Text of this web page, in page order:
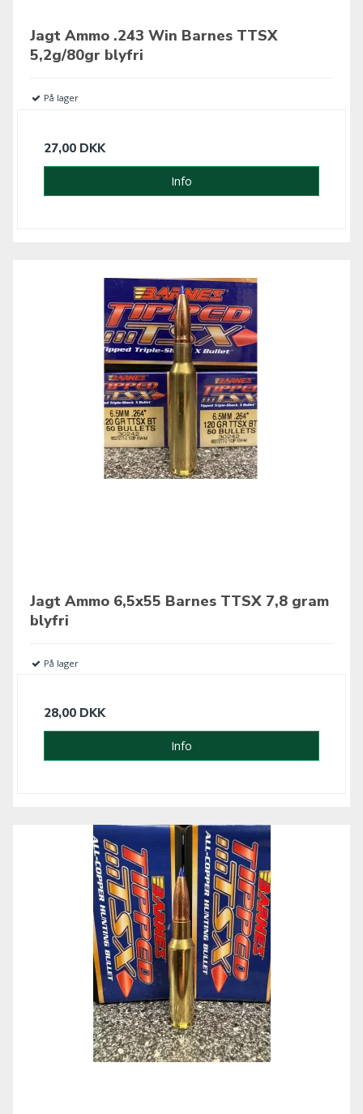
Jagt Ammo .243 Win Barnes TTSX
5,2g/80gr blyfri
På lager
27,00 DKK
Info
Jagt Ammo 6,5x55 Barnes TTSX 7,8 gram
blyfri
På lager
28,00 DKK
Info